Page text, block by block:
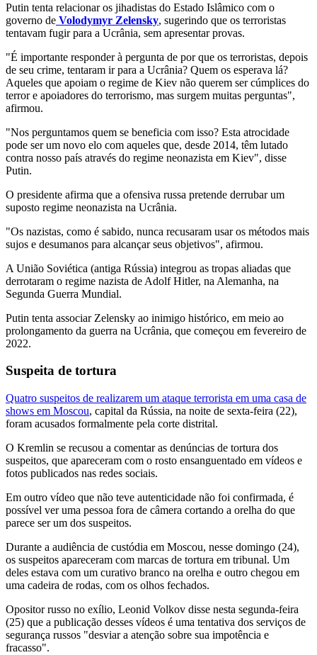
Putin tenta relacionar os jihadistas do Estado Islâmico com o
governo de Volodymyr Zelensky, sugerindo que os terroristas
tentavam fugir para a Ucrânia, sem apresentar provas.
"É importante responder à pergunta de por que os terroristas, depois
de seu crime, tentaram ir para a Ucrânia? Quem os esperava lá?
Aqueles que apoiam o regime de Kiev não querem ser cúmplices do
terror e apoiadores do terrorismo, mas surgem muitas perguntas",
afirmou.
"Nos perguntamos quem se beneficia com isso? Esta atrocidade
pode ser um novo elo com aqueles que, desde 2014, têm lutado
contra nosso país através do regime neonazista em Kiev", disse
Putin.
O presidente afirma que a ofensiva russa pretende derrubar um
suposto regime neonazista na Ucrânia.
"Os nazistas, como é sabido, nunca recusaram usar os métodos mais
sujos e desumanos para alcançar seus objetivos", afirmou.
A União Soviética (antiga Rússia) integrou as tropas aliadas que
derrotaram o regime nazista de Adolf Hitler, na Alemanha, na
Segunda Guerra Mundial.
Putin tenta associar Zelensky ao inimigo histórico, em meio ao
prolongamento da guerra na Ucrânia, que começou em fevereiro de
2022.
Suspeita de tortura
Quatro suspeitos de realizarem um ataque terrorista em uma casa de
shows em Moscou, capital da Rússia, na noite de sexta-feira (22),
foram acusados formalmente pela corte distrital.
O Kremlin se recusou a comentar as denúncias de tortura dos
suspeitos, que apareceram com o rosto ensanguentado em vídeos e
fotos publicados nas redes sociais.
Em outro vídeo que não teve autenticidade não foi confirmada, é
possível ver uma pessoa fora de câmera cortando a orelha do que
parece ser um dos suspeitos.
Durante a audiência de custódia em Moscou, nesse domingo (24),
os suspeitos apareceram com marcas de tortura em tribunal. Um
deles estava com um curativo branco na orelha e outro chegou em
uma cadeira de rodas, com os olhos fechados.
Opositor russo no exílio, Leonid Volkov disse nesta segunda-feira
(25) que a publicação desses vídeos é uma tentativa dos serviços de
segurança russos "desviar a atenção sobre sua impotência e
fracasso".